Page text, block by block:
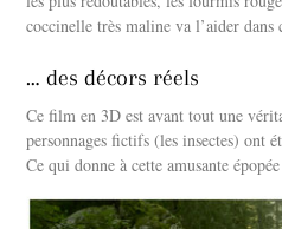
coccinelle très maline va l’aider
… des décors réels
Ce film en 3D est avant tout une
personnages fictifs (les insectes) ont
Ce qui donne à cette amusante